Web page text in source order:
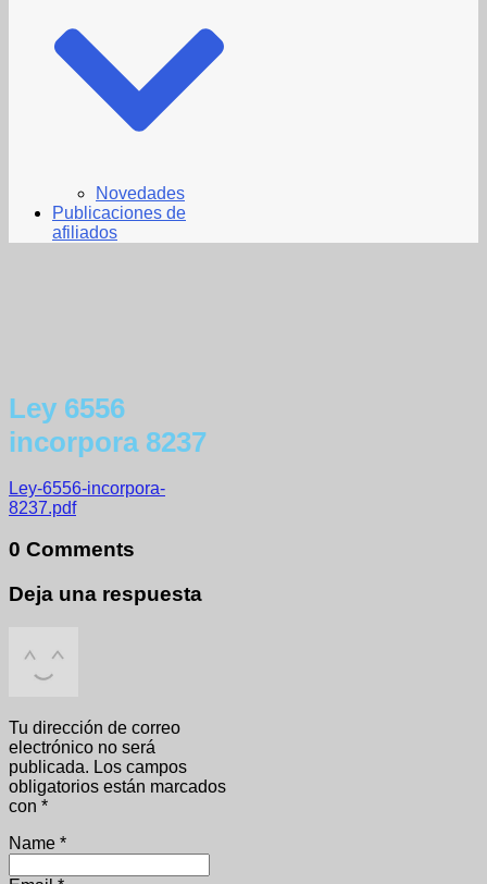
Novedades
Publicaciones de
afiliados
Ley 6556
incorpora 8237
Ley-6556-incorpora-
8237.pdf
0 Comments
Deja una respuesta
Tu dirección de correo
electrónico no será
publicada. Los campos
obligatorios están marcados
con *
Name *